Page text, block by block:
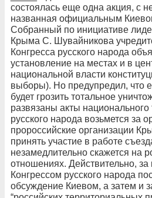
состоялась еще одна акция, с
названная официальным
Собранный по инициативе
Крыма С. Шувайникова
Конгресса русского народа
установление на местах и в
национальной власти
выборы). Но предупредил, что
будет грозить тотальное
развязаны акты
русского народа возьмется за
пророссийские организации
принять участие в работе
незамедлительно скажется на
отношениях. Действительно,
Конгрессом русского народа
обсуждение Киевом, а затем